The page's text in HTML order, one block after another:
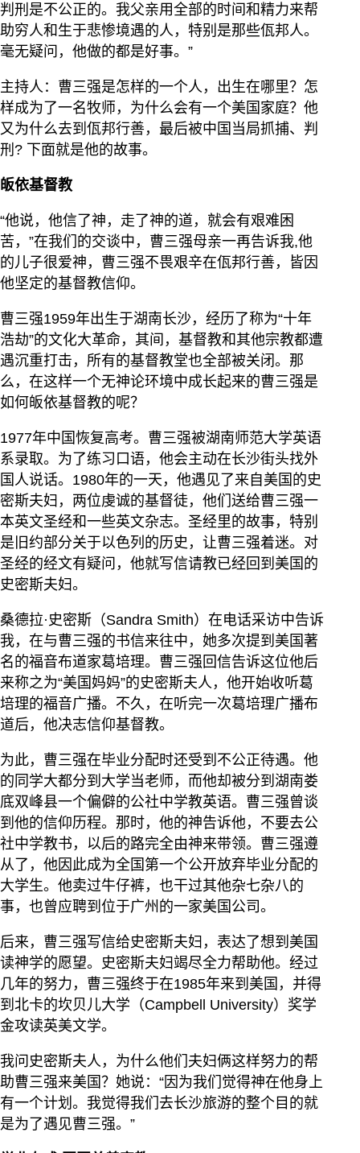
判刑是不公正的。我父亲用全部的时间和精力来帮
助穷人和生于悲惨境遇的人，特别是那些佤邦人。
毫无疑问，他做的都是好事。”
主持人：曹三强是怎样的一个人，出生在哪里？怎
样成为了一名牧师，为什么会有一个美国家庭？他
又为什么去到佤邦行善，最后被中国当局抓捕、判
刑? 下面就是他的故事。
皈依基督教
“他说，他信了神，走了神的道，就会有艰难困
苦，”在我们的交谈中，曹三强母亲一再告诉我,他
的儿子很爱神，曹三强不畏艰辛在佤邦行善，皆因
他坚定的基督教信仰。
曹三强1959年出生于湖南长沙，经历了称为“十年
浩劫”的文化大革命，其间，基督教和其他宗教都遭
遇沉重打击，所有的基督教堂也全部被关闭。那
么，在这样一个无神论环境中成长起来的曹三强是
如何皈依基督教的呢？
1977年中国恢复高考。曹三强被湖南师范大学英语
系录取。为了练习口语，他会主动在长沙街头找外
国人说话。1980年的一天，他遇见了来自美国的史
密斯夫妇，两位虔诚的基督徒，他们送给曹三强一
本英文圣经和一些英文杂志。圣经里的故事，特别
是旧约部分关于以色列的历史，让曹三强着迷。对
圣经的经文有疑问，他就写信请教已经回到美国的
史密斯夫妇。
桑德拉·史密斯（Sandra Smith）在电话采访中告诉
我，在与曹三强的书信来往中，她多次提到美国著
名的福音布道家葛培理。曹三强回信告诉这位他后
来称之为“美国妈妈”的史密斯夫人，他开始收听葛
培理的福音广播。不久，在听完一次葛培理广播布
道后，他决志信仰基督教。
为此，曹三强在毕业分配时还受到不公正待遇。他
的同学大都分到大学当老师，而他却被分到湖南娄
底双峰县一个偏僻的公社中学教英语。曹三强曾谈
到他的信仰历程。那时，他的神告诉他，不要去公
社中学教书，以后的路完全由神来带领。曹三强遵
从了，他因此成为全国第一个公开放弃毕业分配的
大学生。他卖过牛仔裤，也干过其他杂七杂八的
事，也曾应聘到位于广州的一家美国公司。
后来，曹三强写信给史密斯夫妇，表达了想到美国
读神学的愿望。史密斯夫妇竭尽全力帮助他。经过
几年的努力，曹三强终于在1985年来到美国，并得
到北卡的坎贝儿大学（Campbell University）奖学
金攻读英美文学。
我问史密斯夫人，为什么他们夫妇俩这样努力的帮
助曹三强来美国？她说：“因为我们觉得神在他身上
有一个计划。我觉得我们去长沙旅游的整个目的就
是为了遇见曹三强。”